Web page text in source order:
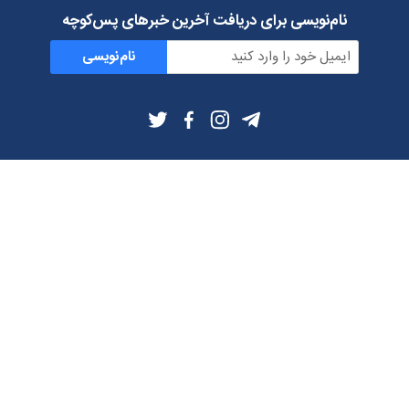
نام‌نویسی برای دریافت آخرین خبرهای پس‌کوچه
نام‌نویسی